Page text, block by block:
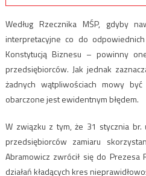
Według Rzecznika MŚP, gdyby
interpretacyjne co do
Konstytucją Biznesu – powinny
przedsiębiorców. Jak jednak
żadnych wątpliwościach mowy
obarczone jest ewidentnym błędem.
W związku z tym, że 31 stycznia br.
przedsiębiorców zamiaru
Abramowicz zwrócił się do
działań kładących kres